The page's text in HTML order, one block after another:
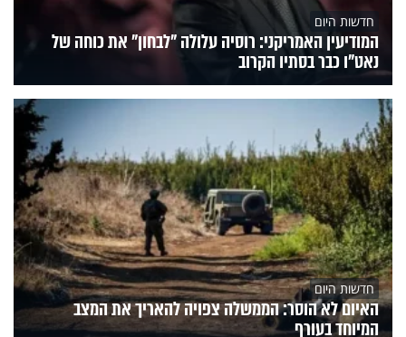
חדשות היום
המודיעין האמריקני: רוסיה עלולה "לבחון" את כוחה של
נאט"ו כבר בסתיו הקרוב
חדשות היום
האיום לא הוסר: הממשלה צפויה להאריך את המצב
המיוחד בעורף